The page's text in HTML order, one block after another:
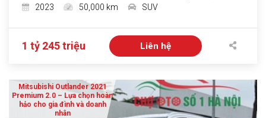
2023
50,000 km SUV
1 tỷ 245 triệu Liên hệ
Mitsubishi Outlander 2021
Premium 2.0 – Lựa chọn hoàn
hảo cho gia đình và doanh
nhân